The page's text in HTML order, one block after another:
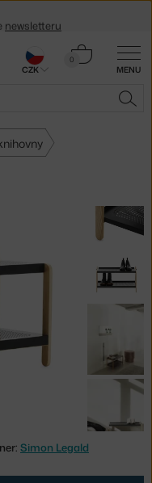
MENU
0
Košík
Simon Legald
zboží
CZK